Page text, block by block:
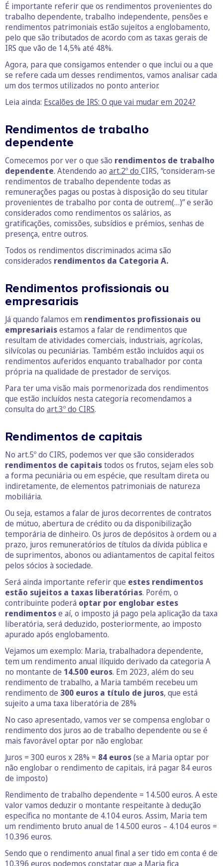
É importante referir que os rendimentos provenientes do
trabalho dependente, trabalho independente, pensões e
rendimentos patrimoniais estão sujeitos a englobamento,
pelo que são tributados de acordo com as taxas gerais de
IRS que vão de 14,5% até 48%.
Agora, para que consigamos entender o que inclui ou a que
se refere cada um desses rendimentos, vamos analisar cada
um dos termos utilizados no ponto anterior.
Leia ainda: Escalões de IRS: O que vai mudar em 2024?
Rendimentos de trabalho
dependente
Comecemos por ver o que são rendimentos de trabalho
dependente. Atendendo ao art.2º do CIRS, “consideram-se
rendimentos de trabalho dependente todas as
remunerações pagas ou postas à disposição do seu titular
provenientes de trabalho por conta de outrem(…)” e serão
considerados como rendimentos os salários, as
gratificações, comissões, subsídios e prémios, senhas de
presença, entre outros.
Todos os rendimentos discriminados acima são
considerados rendimentos da Categoria A.
Rendimentos profissionais ou
empresariais
Já quando falamos em rendimentos profissionais ou
empresariaisestamos a falar de rendimentos que
resultam de atividades comerciais, industriais, agrícolas,
silvícolas ou pecuniárias. Também estão incluídos aqui os
rendimentos auferidos enquanto trabalhador por conta
própria na qualidade de prestador de serviços.
Para ter uma visão mais pormenorizada dos rendimentos
que estão incluídos nesta categoria recomendamos a
consulta do art.3º do CIRS.
Rendimentos de capitais
No art.5º do CIRS, podemos ver que são considerados
rendimentos de capitaistodos os frutos, sejam eles sob
a forma pecuniária ou em espécie, que resultam direta ou
indiretamente, de elementos patrimoniais de natureza
mobiliária.
Ou seja, estamos a falar de juros decorrentes de contratos
de mútuo, abertura de crédito ou da disponibilização
temporária de dinheiro. Os juros de depósitos à ordem ou a
prazo, juros remuneratórios de títulos da dívida pública e
de suprimentos, abonos ou adiantamentos de capital feitos
pelos sócios à sociedade.
Será ainda importante referir que estes rendimentos
estão sujeitos a taxas liberatórias. Porém, o
contribuinte poderá optar por englobar estes
rendimentose aí, o imposto já pago pela aplicação da taxa
liberatória, será deduzido, posteriormente, ao imposto
apurado após englobamento.
Vejamos um exemplo: Maria, trabalhadora dependente,
tem um rendimento anual ilíquido derivado da categoria A
no montante de 14.500 euros. Em 2023, além do seu
rendimento de trabalho, a Maria também recebeu um
rendimento de 300 euros a título de juros, que está
sujeito a uma taxa liberatória de 28%
No caso apresentado, vamos ver se compensa englobar o
rendimento dos juros ao de trabalho dependente ou se é
mais favorável optar por não englobar.
Juros = 300 euros x 28% = 84 euros(se a Maria optar por
não englobar o rendimento de capitais, irá pagar 84 euros
de imposto)
Rendimento de trabalho dependente = 14.500 euros. A este
valor vamos deduzir o montante respeitante à dedução
específica no montante de 4.104 euros. Assim, Maria tem
um rendimento bruto anual de 14.500 euros – 4.104 euros =
10.396 euros.
Sendo que o rendimento anual final a ser tido em conta é de
10.396 euros podemos constatar que a Maria fica